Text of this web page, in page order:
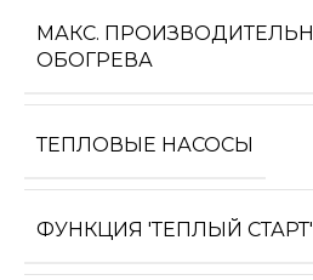
МАКС.
ОБОГРЕВА
ТЕПЛОВЫЕ НАСОСЫ
ФУНКЦИЯ 'ТЕПЛЫЙ СТАРТ'